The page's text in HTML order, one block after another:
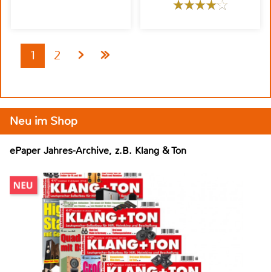
1 2
Neu im Shop
ePaper Jahres-Archive, z.B. Klang & Ton